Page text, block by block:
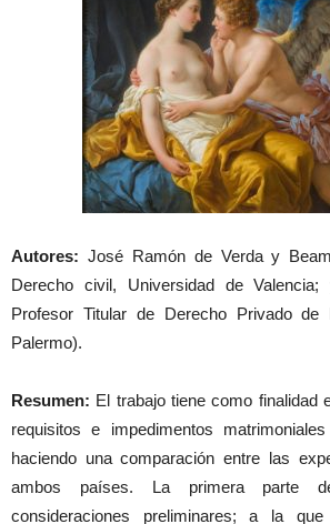
Autores: José Ramón de Verda y
Derecho civil, Universidad de Valencia;
Profesor Titular de Derecho Privado
Palermo).
Resumen: El trabajo tiene como finalidad
requisitos e impedimentos
haciendo una comparación entre las
ambos países. La primera parte
consideraciones preliminares; a la